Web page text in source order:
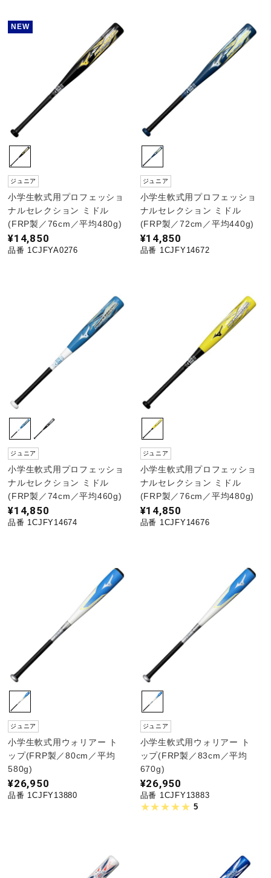
バドミントン
陸上競技
柔道
ワーキング
ウォーキングシューズ
ライフスタイルグッズ
寝具／ミズノスリープ
健康／エクササイズ
コラボ／ライセンス
セール
NEW
ジュニア
小学生軟式用プロフェッショ
ナルセレクション ミドル
(FRP製／76cm／平均480g)
¥14,850
品番 1CJFYA0276
ジュニア
小学生軟式用プロフェッショ
ナルセレクション ミドル
(FRP製／72cm／平均440g)
¥14,850
品番 1CJFY14672
ジュニア
小学生軟式用プロフェッショ
ナルセレクション ミドル
(FRP製／74cm／平均460g)
¥14,850
品番 1CJFY14674
ジュニア
小学生軟式用プロフェッショ
ナルセレクション ミドル
(FRP製／76cm／平均480g)
¥14,850
品番 1CJFY14676
ジュニア
小学生軟式用ウォリアー ト
ップ(FRP製／80cm／平均
580g)
¥26,950
品番 1CJFY13880
ジュニア
小学生軟式用ウォリアー ト
ップ(FRP製／83cm／平均
670g)
¥26,950
品番 1CJFY13883
5